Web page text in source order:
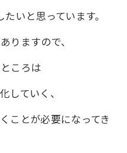
いと思っています。
りますので、
ころは
していく、
ことが必要になってき